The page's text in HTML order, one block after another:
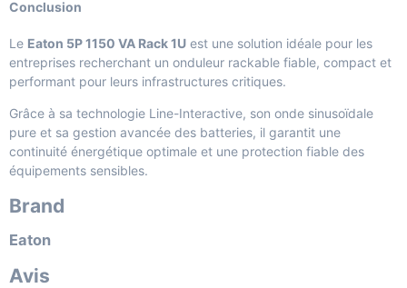
Conclusion
Le Eaton 5P 1150 VA Rack 1U est une solution idéale pour les
entreprises recherchant un onduleur rackable fiable, compact et
performant pour leurs infrastructures critiques.
Grâce à sa technologie Line-Interactive, son onde sinusoïdale
pure et sa gestion avancée des batteries, il garantit une
continuité énergétique optimale et une protection fiable des
équipements sensibles.
Brand
Eaton
Avis